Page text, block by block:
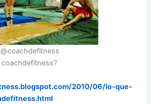
coachdefitness?
2010/06/lo-que-